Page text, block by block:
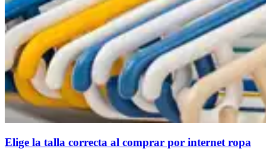
Elige la talla correcta al comprar por internet ropa